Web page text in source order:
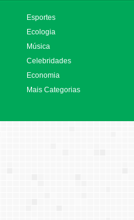
Esportes
Ecologia
Música
Celebridades
Economia
Mais Categorias